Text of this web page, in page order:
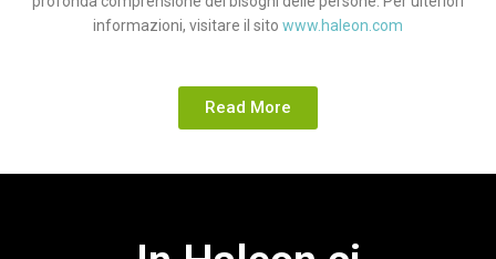
informazioni, visitare il sito www.haleon.com
Read More